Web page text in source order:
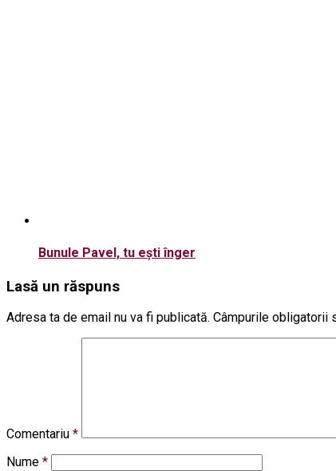
Bunule Pavel, tu ești înger
Lasă un răspuns
Adresa ta de email nu va fi publicată. Câmpurile obligatorii
Comentariu *
Nume *